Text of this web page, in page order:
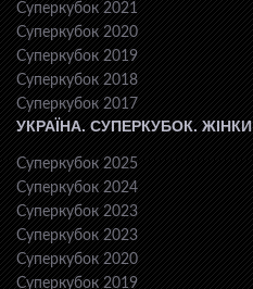
Суперкубок 2021
Суперкубок 2020
Суперкубок 2019
Суперкубок 2018
Суперкубок 2017
УКРАЇНА. СУПЕРКУБОК. ЖІНКИ
Суперкубок 2025
Суперкубок 2024
Суперкубок 2023
Суперкубок 2023
Суперкубок 2020
Суперкубок 2019